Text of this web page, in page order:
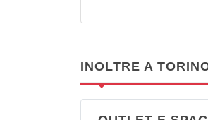
INOLTRE A